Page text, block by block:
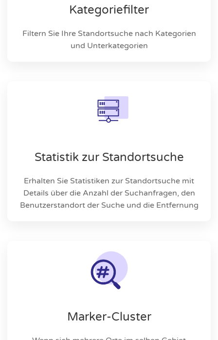
Kategoriefilter
Filtern Sie Ihre Standortsuche nach Kategorien
und Unterkategorien
Statistik zur Standortsuche
Erhalten Sie Statistiken zur Standortsuche mit
Details über die Anzahl der Suchanfragen, den
Benutzerstandort der Suche und die Entfernung
Marker-Cluster